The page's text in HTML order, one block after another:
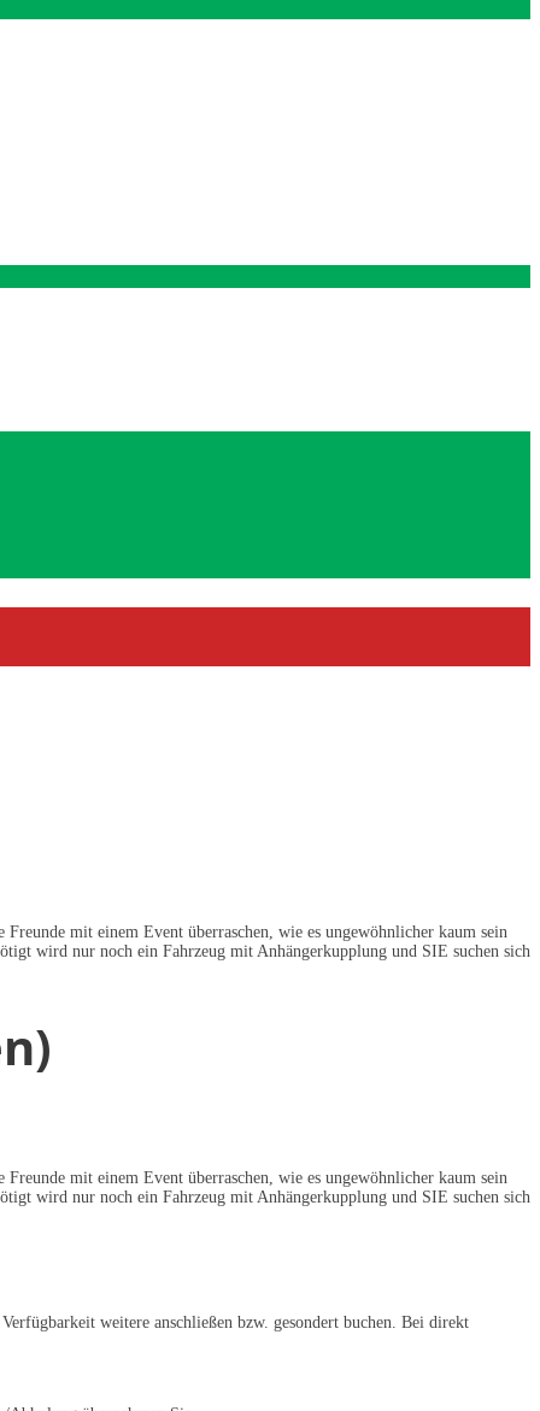
mit einem Event überraschen, wie es ungewöhnlicher kaum sein
wird nur noch ein Fahrzeug mit Anhängerkupplung und SIE suchen sich
mit einem Event überraschen, wie es ungewöhnlicher kaum sein
wird nur noch ein Fahrzeug mit Anhängerkupplung und SIE suchen sich
weitere anschließen bzw. gesondert buchen. Bei direkt